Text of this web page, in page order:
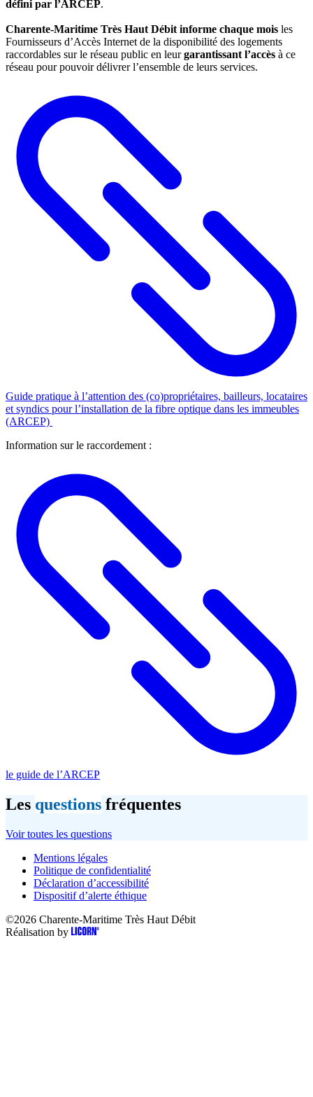
défini par l’ARCEP.
Charente-Maritime Très Haut Débit informe chaque mois les
Fournisseurs d’Accès Internet de la disponibilité des logements
raccordables sur le réseau public en leurgarantissant l’accès à ce
réseau pour pouvoir délivrer l’ensemble de leurs services.
Guide pratique à l’attention des (co)propriétaires, bailleurs, locataires
et syndics pour l’installation de la fibre optique dans les immeubles
(ARCEP)
Information sur le raccordement :
le guide de l’ARCEP
Les questions fréquentes
Voir toutes les questions
Mentions légales
Politique de confidentialité
Déclaration d’accessibilité
Dispositif d’alerte éthique
©2026 Charente-Maritime Très Haut Débit
Réalisation by